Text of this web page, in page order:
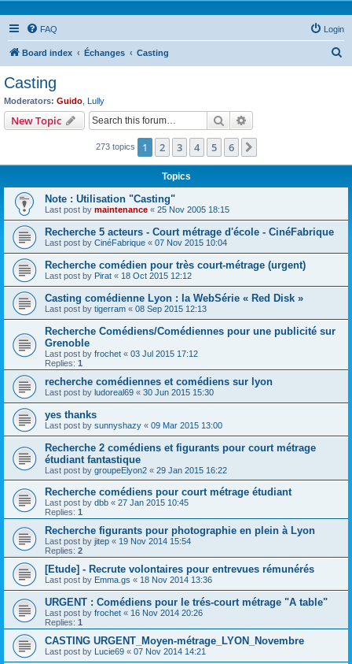
FAQ Login
Board index Échanges Casting
Casting
Moderators: Guido Lully
New Topic Search
273 topics 1 2 3 4 5 6
Topics
Note : Utilisation "Casting"
Last post by maintenance « 25 Nov 2005 18:15
Recherche 5 acteurs - Court métrage d'école - CinéFabrique
Last post by CinéFabrique « 07 Nov 2015 10:04
Recherche comédien pour très court-métrage (urgent)
Last post by Pirat « 18 Oct 2015 12:12
Casting comédienne Lyon : la WebSérie « Red Disk »
Last post by tigerram « 08 Sep 2015 12:13
Recherche Comédiens/Comédiennes pour une publicité sur
Grenoble
Last post by frochet « 03 Jul 2015 17:12
Replies: 1
recherche comédiennes et comédiens sur lyon
Last post by ludoreal69 « 30 Jun 2015 15:30
yes thanks
Last post by sunnyshazy « 09 Mar 2015 13:00
Recherche 2 comédiens et figurants pour court métrage
étudiant fantastique
Last post by groupeElyon2 « 29 Jan 2015 16:22
Recherche comédiens pour court métrage étudiant
Last post by dbb « 27 Jan 2015 10:45
Replies: 1
Recherche figurants pour photographie en plein à Lyon
Last post by jitep « 19 Nov 2014 15:54
Replies: 2
[Etude] - Recrute volontaires pour entrevues rémunérés
Last post by Emma.gs « 18 Nov 2014 13:36
URGENT : Comédiens pour le trés-court métrage "A table"
Last post by frochet « 16 Nov 2014 20:26
Replies: 1
CASTING URGENT_Moyen-métrage_LYON_Novembre
Last post by Lucie69 « 07 Nov 2014 14:21